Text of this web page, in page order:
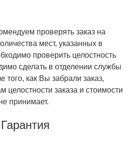
проверять заказ на
мест, указанных в
проверить целостность
сделать в отделении службы
того, как Вы забрали заказ,
целостности заказа и стоимости
принимает.
Гарантия